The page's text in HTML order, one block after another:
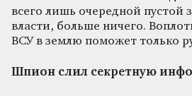
всего лишь очередной пустой
власти, больше ничего.
ВСУ в землю поможет только
Шпион слил секретную